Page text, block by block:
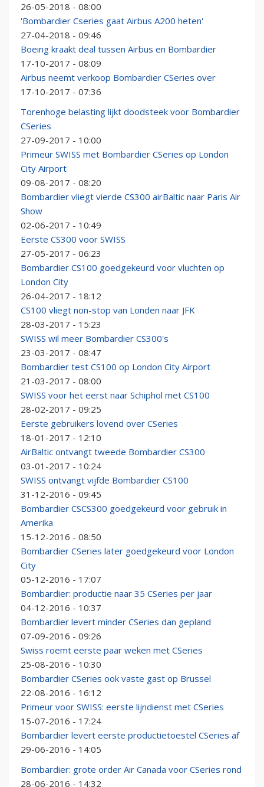
26-05-2018 - 08:00
'Bombardier Cseries gaat Airbus A200 heten'
27-04-2018 - 09:46
Boeing kraakt deal tussen Airbus en Bombardier
17-10-2017 - 08:09
Airbus neemt verkoop Bombardier CSeries over
17-10-2017 - 07:36
Torenhoge belasting lijkt doodsteek voor Bombardier
CSeries
27-09-2017 - 10:00
Primeur SWISS met Bombardier CSeries op London
City Airport
09-08-2017 - 08:20
Bombardier vliegt vierde CS300 airBaltic naar Paris Air
Show
02-06-2017 - 10:49
Eerste CS300 voor SWISS
27-05-2017 - 06:23
Bombardier CS100 goedgekeurd voor vluchten op
London City
26-04-2017 - 18:12
CS100 vliegt non-stop van Londen naar JFK
28-03-2017 - 15:23
SWISS wil meer Bombardier CS300's
23-03-2017 - 08:47
Bombardier test CS100 op London City Airport
21-03-2017 - 08:00
SWISS voor het eerst naar Schiphol met CS100
28-02-2017 - 09:25
Eerste gebruikers lovend over CSeries
18-01-2017 - 12:10
AirBaltic ontvangt tweede Bombardier CS300
03-01-2017 - 10:24
SWISS ontvangt vijfde Bombardier CS100
31-12-2016 - 09:45
Bombardier CSCS300 goedgekeurd voor gebruik in
Amerika
15-12-2016 - 08:50
Bombardier CSeries later goedgekeurd voor London
City
05-12-2016 - 17:07
Bombardier: productie naar 35 CSeries per jaar
04-12-2016 - 10:37
Bombardier levert minder CSeries dan gepland
07-09-2016 - 09:26
Swiss roemt eerste paar weken met CSeries
25-08-2016 - 10:30
Bombardier CSeries ook vaste gast op Brussel
22-08-2016 - 16:12
Primeur voor SWISS: eerste lijndienst met CSeries
15-07-2016 - 17:24
Bombardier levert eerste productietoestel CSeries af
29-06-2016 - 14:05
Bombardier: grote order Air Canada voor CSeries rond
28-06-2016 - 14:32